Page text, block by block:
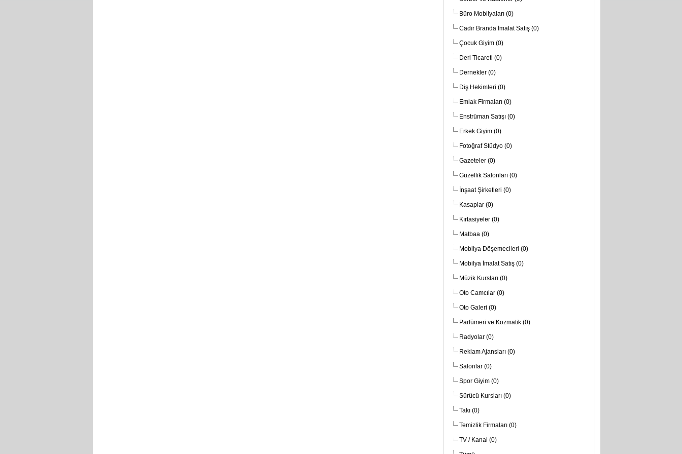
Büro Mobilyaları (0)
Cadır Branda İmalat Satış (0)
Çocuk Giyim (0)
Deri Ticareti (0)
Dernekler (0)
Diş Hekimleri (0)
Emlak Firmaları (0)
Enstrüman Satışı (0)
Erkek Giyim (0)
Fotoğraf Stüdyo (0)
Gazeteler (0)
Güzellik Salonları (0)
İnşaat Şirketleri (0)
Kasaplar (0)
Kırtasiyeler (0)
Matbaa (0)
Mobilya Döşemecileri (0)
Mobilya İmalat Satış (0)
Müzik Kursları (0)
Oto Camcılar (0)
Oto Galeri (0)
Parfümeri ve Kozmatik (0)
Radyolar (0)
Reklam Ajansları (0)
Salonlar (0)
Spor Giyim (0)
Sürücü Kursları (0)
Takı (0)
Temizlik Firmaları (0)
TV / Kanal (0)